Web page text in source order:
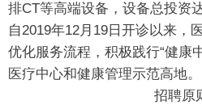
排CT等高端设备，设备总投资
自2019年12月19日开诊以来，
优化服务流程，积极践行“健康
医疗中心和健康管理示范高地。
招聘原